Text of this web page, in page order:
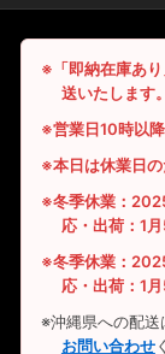
※「即納在庫あ
送いたします。
※営業日10時以
※本日は休業日の
※冬季休業：
応・出荷：1
※冬季休業：
応・出荷：1
※沖縄県への配送
お問い合わせ